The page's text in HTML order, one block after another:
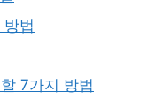
법
7가지 방법